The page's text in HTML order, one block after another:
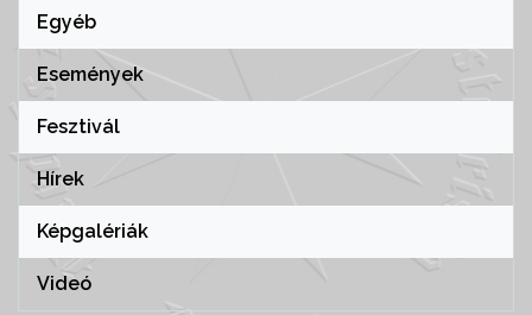
Egyéb
Események
Fesztivál
Hírek
Képgalériák
Videó